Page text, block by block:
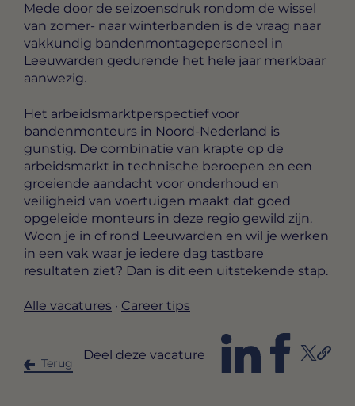
Mede door de seizoensdruk rondom de wissel
van zomer- naar winterbanden is de vraag naar
vakkundig bandenmontagepersoneel in
Leeuwarden gedurende het hele jaar merkbaar
aanwezig.
Het arbeidsmarktperspectief voor
bandenmonteurs in Noord-Nederland is
gunstig. De combinatie van krapte op de
arbeidsmarkt in technische beroepen en een
groeiende aandacht voor onderhoud en
veiligheid van voertuigen maakt dat goed
opgeleide monteurs in deze regio gewild zijn.
Woon je in of rond Leeuwarden en wil je werken
in een vak waar je iedere dag tastbare
resultaten ziet? Dan is dit een uitstekende stap.
Alle vacatures · Career tips
Terug
Deel deze vacature